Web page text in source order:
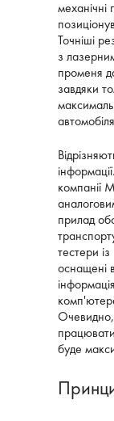
механічні
Точніші
з
променя
завдяки
компанії
прилад
тестери
оснащені
буде